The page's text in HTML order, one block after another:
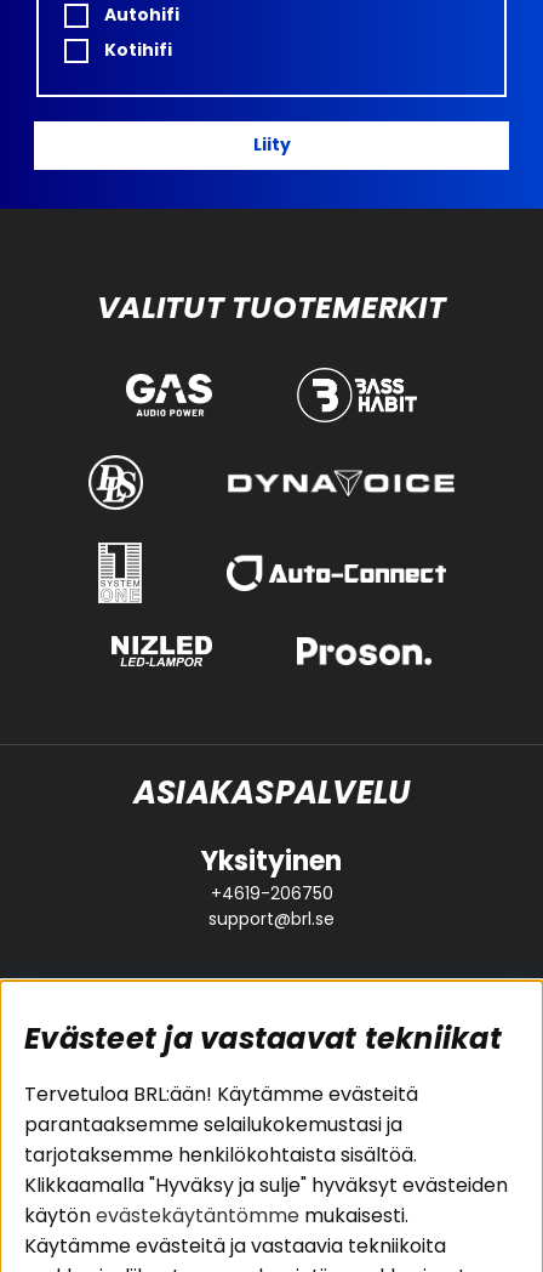
Autohifi
Kotihifi
Liity
VALITUT TUOTEMERKIT
ASIAKASPALVELU
Yksityinen
+4619-206750
support@brl.se
Suositut sivut
Pakettiratkaisut
Autostereot
Kaiuttimet
Päätevahvistimet
Lisätarvikkeet
Asiakaspalvelu
Evästeet
Huolto- ja
takuutiedot
Ostoehdot
Palautus
Evästeet ja vastaavat tekniikat
Tervetuloa BRL:ään! Käytämme evästeitä
parantaaksemme selailukokemustasi ja
tarjotaksemme henkilökohtaista sisältöä.
Klikkaamalla "Hyväksy ja sulje" hyväksyt evästeiden
käytönevästekäytäntömme mukaisesti.
Käytämme evästeitä ja vastaavia tekniikoita